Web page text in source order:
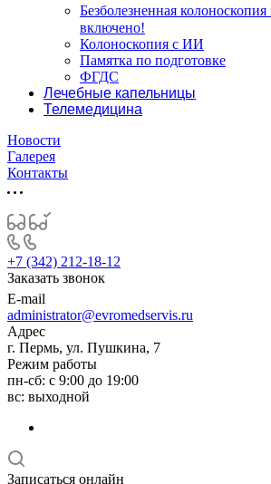
Безболезненная
включено!
Колоноскопия с ИИ
Памятка по подготовке
ФГДС
Лечебные капельницы
Телемедицина
Новости
Галерея
Контакты
+7 (342) 212-18-12
Заказать звонок
E-mail
administrator@evromedservis.ru
Адрес
г. Пермь, ул. Пушкина, 7
Режим работы
пн-сб: с 9:00 до 19:00
вс: выходной
Записаться онлайн